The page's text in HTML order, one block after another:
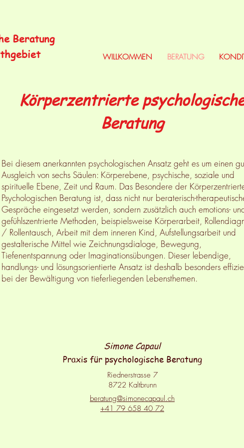
Beratung
WILLKOMMEN BERATUNG
Körperzentrierte
Beratung
Bei diesem anerkannten psychologischen Ansatz geht es um einen
Ausgleich von sechs Säulen: Körperebene, psychische, soziale und
spirituelle Ebene, Zeit und Raum. Das Besondere der
Psychologischen Beratung ist, dass nicht nur beraterisch-
Gespräche eingesetzt werden, sondern zusätzlich auch emotions-
gefühlszentrierte Methoden, beispielsweise Körperarbeit,
/ Rollentausch, Arbeit mit dem inneren Kind, Aufstellungsarbeit und
gestalterische Mittel wie Zeichnungsdialoge, Bewegung,
Tiefenentspannung oder Imaginationsübungen. Dieser lebendige,
handlungs- und lösungsorientierte Ansatz ist deshalb besonders
bei der Bewältigung von tieferliegenden Lebensthemen.
Simone Capaul
Praxis für psychologische Beratung
Riednerstrasse 7
8722 Kaltbrunn
beratung@simonecapaul.ch
+41 79 658 40 72